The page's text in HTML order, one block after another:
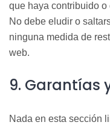
que haya contribuido
No debe eludir o
ninguna medida de
web.
9. Garantías
Nada en esta sección